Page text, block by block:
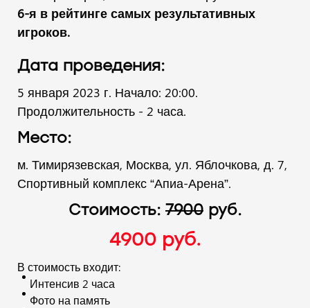
6-я в рейтинге самых результативных
игроков.
Дата проведения:
5 января 2023 г. Начало: 20:00.
Продолжительность - 2 часа.
Место:
м. Тимирязевская, Москва, ул. Яблочкова, д. 7,
Спортивный комплекс “Апиа-Арена”.
Стоимость: 7900 руб.
4900 руб.
В стоимость входит:
Интенсив 2 часа
Фото на память